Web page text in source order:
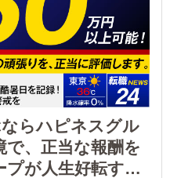
ならハピネスグル
で、正当な報酬を
が人生好転する